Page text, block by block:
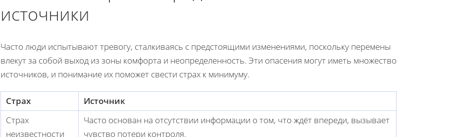
источники
Часто люди испытывают тревогу, сталкиваясь с предстоящими изменениями, поскольку перемены
влекут за собой выход из зоны комфорта и неопределенность. Эти опасения могут иметь множество
источников, и понимание их поможет свести страх к минимуму.
Страх
Источник
Страх
неизвестности
Часто основан на отсутствии информации о том, что ждёт впереди, вызывает
чувство потери контроля.